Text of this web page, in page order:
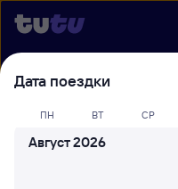
Выберите день,
билеты Удомля
Главн.
Дата поездки
ПН ВТ СР
Август 2026